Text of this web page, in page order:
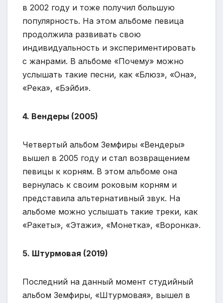
в 2002 году и тоже получил большую
популярность. На этом альбоме певица
продолжила развивать свою
индивидуальность и экспериментировать
с жанрами. В альбоме «Почему» можно
услышать такие песни, как «Блюз», «Она»,
«Река», «Бэйби».
4. Вендеры (2005)
Четвертый альбом Земфиры «Вендеры»
вышел в 2005 году и стал возвращением
певицы к корням. В этом альбоме она
вернулась к своим роковым корням и
представила альтернативный звук. На
альбоме можно услышать такие треки, как
«Ракеты», «Этажи», «Монетка», «Воронка».
5. Штурмовая (2019)
Последний на данный момент студийный
альбом Земфиры, «Штурмовая», вышел в